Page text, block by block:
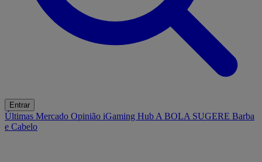
Entrar
Últimas Mercado Opinião iGaming Hub A BOLA SUGERE Barba
e Cabelo